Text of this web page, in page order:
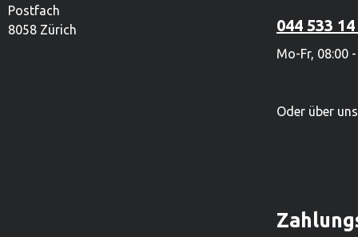
450 Mitarbeiter. Mit einem lieferfähigen
Sortiment von mehr als 2.000
450
Sortiment
Produkten
Postfach
8058 Zürich
044 533
Mo-Fr, 08:00
Oder über